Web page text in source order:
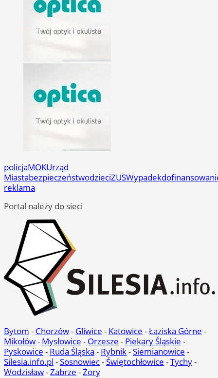
policjaMOKUrząd
MiastabezpieczeństwodzieciZUSWypadek
reklama
Portal należy do sieci
Bytom - Chorzów- Gliwice - Katowice -Łaziska Górne -
Mikołów- Mysłowice - Orzesze - Piekary Śląskie -
Pyskowice - Ruda Śląska - Rybnik-Siemianowice -
Silesia.info.pl -Sosnowiec-Świętochłowice -Tychy-
Wodzisław-Zabrze -Żory